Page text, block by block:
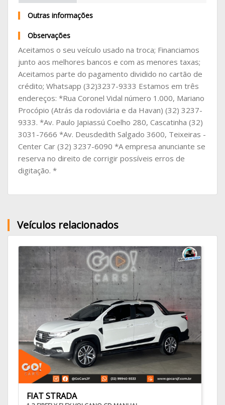
Outras informações
Observações
Aceitamos o seu veículo usado na troca; Financiamos
junto aos melhores bancos e com as menores taxas;
Aceitamos parte do pagamento dividido no cartão de
crédito; Whatsapp (32)3237-9333 Estamos em três
endereços: *Rua Coronel Vidal número 1.000, Mariano
Procópio (Atrás da rodoviária e da Havan) (32) 3237-
9333. *Av. Paulo Japiassú Coelho 280, Cascatinha (32)
3031-7666 *Av. Deusdedith Salgado 3600, Teixeiras -
Center Car (32) 3237-6090 *A empresa anunciante se
reserva no direito de corrigir possíveis erros de
digitação. *
Veículos relacionados
FIAT STRADA